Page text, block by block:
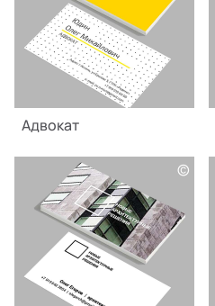
Адвокат
©